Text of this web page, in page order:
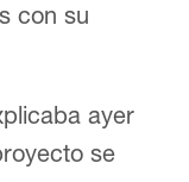
con su
ayer
se